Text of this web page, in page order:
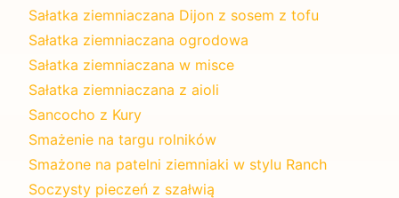
Sałatka ziemniaczana Dijon z sosem z tofu
Sałatka ziemniaczana ogrodowa
Sałatka ziemniaczana w misce
Sałatka ziemniaczana z aioli
Sancocho z Kury
Smażenie na targu rolników
Smażone na patelni ziemniaki w stylu Ranch
Soczysty pieczeń z szałwią